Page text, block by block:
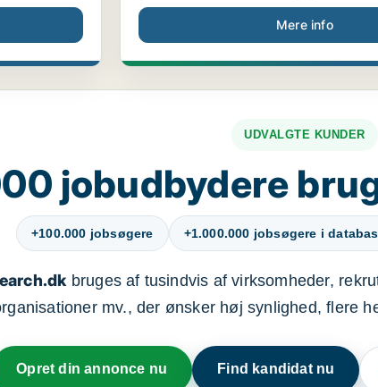
Mere info
UDVALGTE KUNDER
jobudbydere
+100.000 jobsøgere +1.000.000 jobsøgere i
bruges af tusindvis af virksomheder,
mv., der ønsker høj synlighed, flere
Opret din annonce nu Find kandidat nu